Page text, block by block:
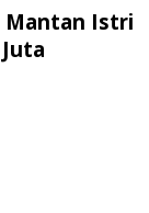
Mantan Istri